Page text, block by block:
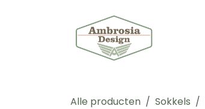
Alle producten Sokkels